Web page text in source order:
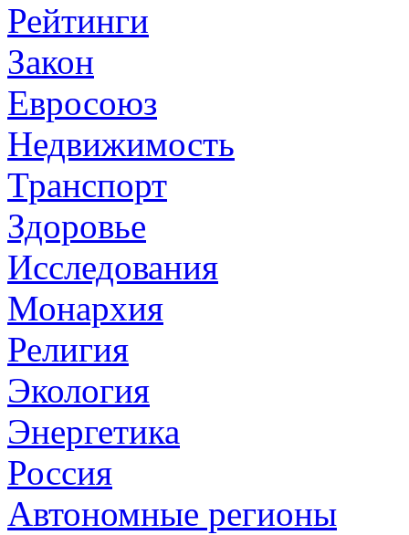
Рейтинги
Закон
Евросоюз
Недвижимость
Транспорт
Здоровье
Исследования
Монархия
Религия
Экология
Энергетика
Россия
Автономные регионы